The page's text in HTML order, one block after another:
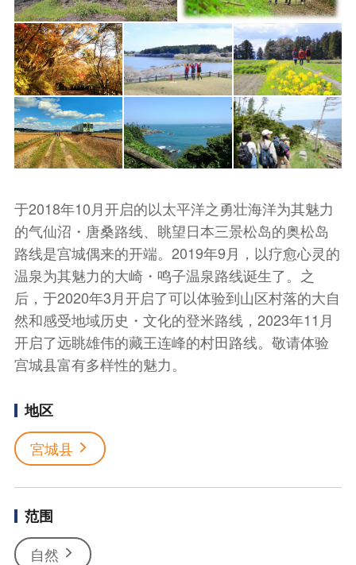
于2018年10月开启的以太平洋之勇壮海洋为其魅力
的气仙沼・唐桑路线、眺望日本三景松岛的奥松岛
路线是宫城偶来的开端。2019年9月，以疗愈心灵的
温泉为其魅力的大崎・鸣子温泉路线诞生了。之
后，于2020年3月开启了可以体验到山区村落的大自
然和感受地域历史・文化的登米路线，2023年11月
开启了远眺雄伟的藏王连峰的村田路线。敬请体验
宫城县富有多样性的魅力。
地区
宮城县
范围
自然